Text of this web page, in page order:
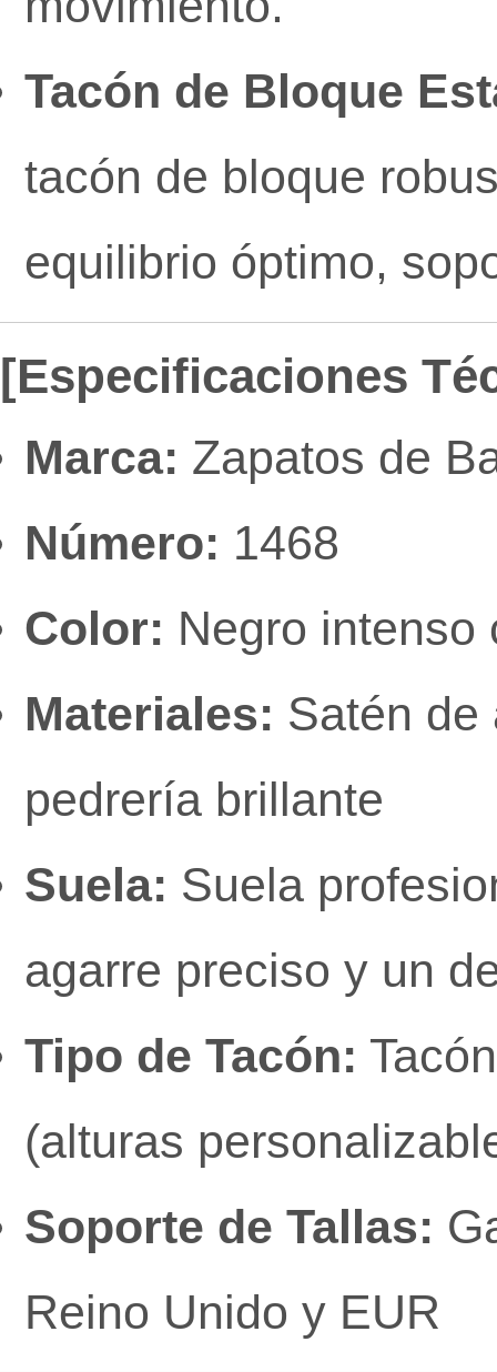
Tacón de Bloque
tacón de bloque
equilibrio óptimo,
[Especificaciones
Marca: Zapatos de
Número: 1468
Color: Negro intenso
Materiales: Satén de
pedrería brillante
Suela: Suela
agarre preciso y un
Tipo de Tacón:
(alturas
Soporte de Tallas:
Reino Unido y EUR